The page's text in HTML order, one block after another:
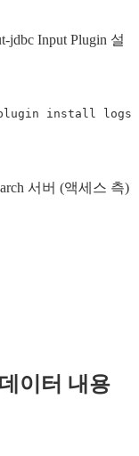
jdbc Input Plugin 설
서버 (액세스 측)
이터 내용